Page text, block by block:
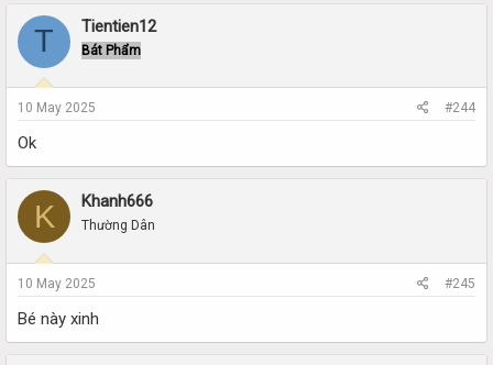
T Tientien12
Bát Phẩm
10 May 2025 #244
Ok
K Khanh666
Thường Dân
10 May 2025 #245
Bé này xinh